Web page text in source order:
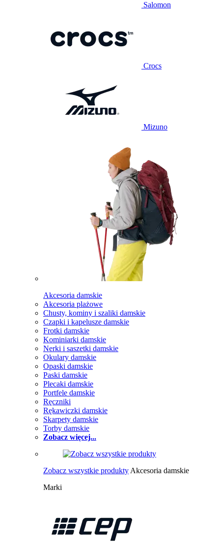
Salomon
Crocs
Mizuno
Akcesoria damskie
Akcesoria plażowe
Chusty, kominy i szaliki damskie
Czapki i kapelusze damskie
Frotki damskie
Kominiarki damskie
Nerki i saszetki damskie
Okulary damskie
Opaski damskie
Paski damskie
Plecaki damskie
Portfele damskie
Ręczniki
Rękawiczki damskie
Skarpety damskie
Torby damskie
Zobacz więcej...
Zobacz wszystkie produkty Akcesoria damskie
Marki